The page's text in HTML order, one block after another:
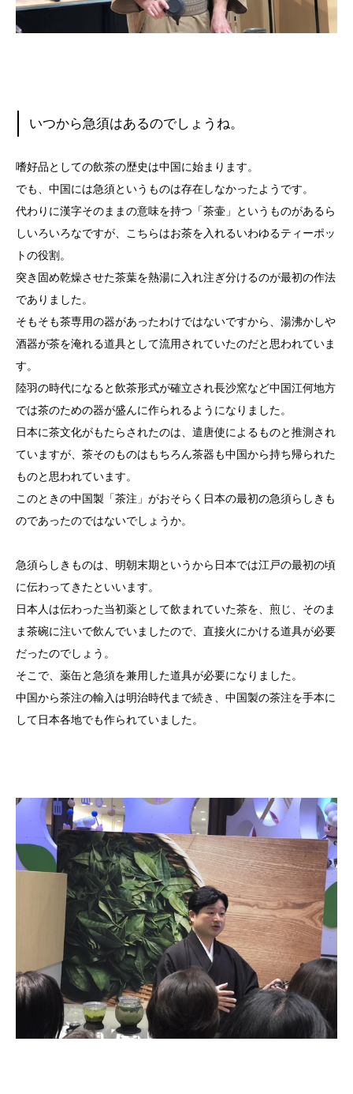
いつから急須はあるのでしょうね。
嗜好品としての飲茶の歴史は中国に始まります。
でも、中国には急須というものは存在しなかったようです。
代わりに漢字そのままの意味を持つ「茶壷」というものがあるら
しいろいろなですが、こちらはお茶を入れるいわゆるティーポッ
トの役割。
突き固め乾燥させた茶葉を熱湯に入れ注ぎ分けるのが最初の作法
でありました。
そもそも茶専用の器があったわけではないですから、湯沸かしや
酒器が茶を淹れる道具として流用されていたのだと思われていま
す。
陸羽の時代になると飲茶形式が確立され長沙窯など中国江何地方
では茶のための器が盛んに作られるようになりました。
日本に茶文化がもたらされたのは、遣唐使によるものと推測され
ていますが、茶そのものはもちろん茶器も中国から持ち帰られた
ものと思われています。
このときの中国製「茶注」がおそらく日本の最初の急須らしきも
のであったのではないでしょうか。
急須らしきものは、明朝末期というから日本では江戸の最初の頃
に伝わってきたといいます。
日本人は伝わった当初薬として飲まれていた茶を、煎じ、そのま
ま茶碗に注いで飲んでいましたので、直接火にかける道具が必要
だったのでしょう。
そこで、薬缶と急須を兼用した道具が必要になりました。
中国から茶注の輸入は明治時代まで続き、中国製の茶注を手本に
して日本各地でも作られていました。